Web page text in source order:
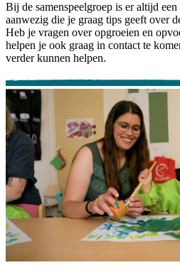
Bij de samenspeelgroep is er altijd
aanwezig die je graag tips geeft over
Heb je vragen over opgroeien en
helpen je ook graag in contact te
verder kunnen helpen.